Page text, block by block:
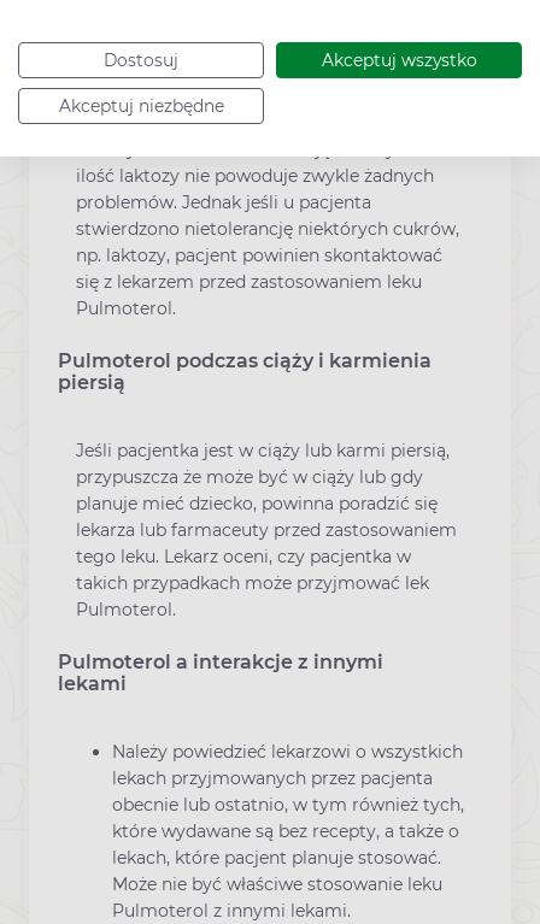
Dostosuj Akceptuj wszystko
Akceptuj niezbędne
zmniejszanie dawki leku Pulmoterol,
jeżeli astma będzie dobrze kontrolowana.
Każda dawka leku Pulmoterol zawiera 15 mg
ilość laktozy nie powoduje zwykle żadnych
problemów. Jednak jeśli u pacjenta
stwierdzono nietolerancję niektórych cukrów,
np. laktozy, pacjent powinien skontaktować
się z lekarzem przed zastosowaniem leku
Pulmoterol.
Pulmoterol podczas ciąży i karmienia
piersią
Jeśli pacjentka jest w ciąży lub karmi piersią,
przypuszcza że może być w ciąży lub gdy
planuje mieć dziecko, powinna poradzić się
lekarza lub farmaceuty przed zastosowaniem
tego leku. Lekarz oceni, czy pacjentka w
takich przypadkach może przyjmować lek
Pulmoterol.
Pulmoterol a interakcje z innymi
lekami
Należy powiedzieć lekarzowi o wszystkich
lekach przyjmowanych przez pacjenta
obecnie lub ostatnio, w tym również tych,
które wydawane są bez recepty, a także o
lekach, które pacjent planuje stosować.
Może nie być właściwe stosowanie leku
Pulmoterol z innymi lekami.